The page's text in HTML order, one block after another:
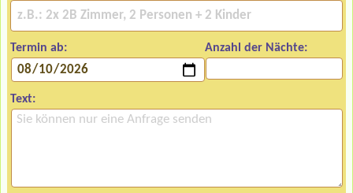
Termin ab: Anzahl der Nächte:
Text: